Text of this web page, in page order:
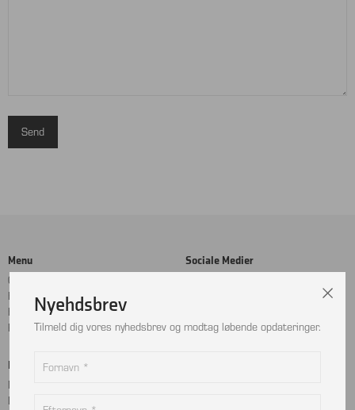
Menu
Cookie- og privatlivspolitik
Handelsbetingelser
Kontakt
Returnering
Sociale Medier
Betalingskort
MobilePay
Dankort
Nyehdsbrev
Tilmeld dig vores nyhedsbrev og modtag løbende opdateringer.